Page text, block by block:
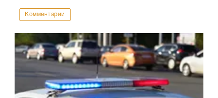
Комментарии